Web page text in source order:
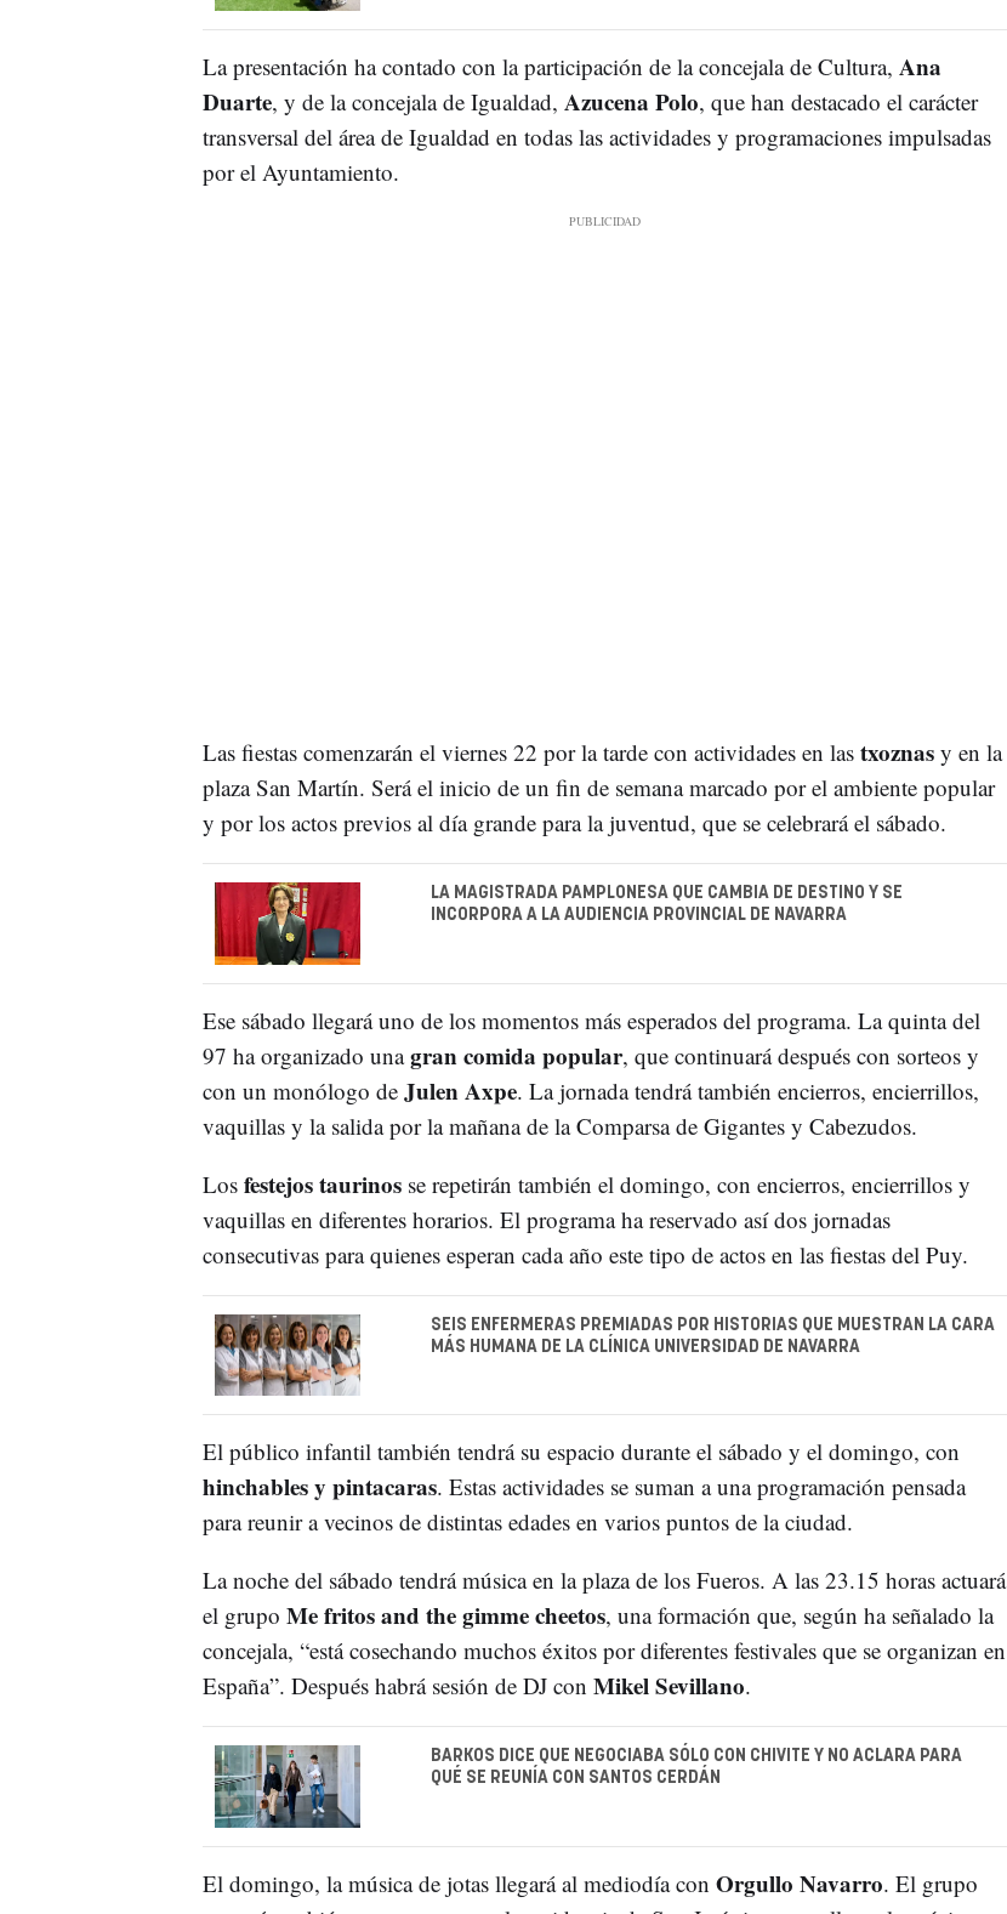
La presentación ha contado con la participación de la concejala de Cultura, Ana
Duarte, y de la concejala de Igualdad, Azucena Polo, que han destacado el carácter
transversal del área de Igualdad en todas las actividades y programaciones impulsadas
por el Ayuntamiento.
Las fiestas comenzarán el viernes 22 por la tarde con actividades en las txoznasy en la
plaza San Martín. Será el inicio de un fin de semana marcado por el ambiente popular
y por los actos previos al día grande para la juventud, que se celebrará el sábado.
LA MAGISTRADA PAMPLONESA QUE CAMBIA DE DESTINO Y SE
INCORPORA A LA AUDIENCIA PROVINCIAL DE NAVARRA
Ese sábado llegará uno de los momentos más esperados del programa. La quinta del
97 ha organizado unagran comida popular, que continuará después con sorteos y
con un monólogo de Julen Axpe. La jornada tendrá también encierros, encierrillos,
vaquillas y la salida por la mañana de la Comparsa de Gigantes y Cabezudos.
Los festejos taurinosse repetirán también el domingo, con encierros, encierrillos y
vaquillas en diferentes horarios. El programa ha reservado así dos jornadas
consecutivas para quienes esperan cada año este tipo de actos en las fiestas del Puy.
SEIS ENFERMERAS PREMIADAS POR HISTORIAS QUE MUESTRAN LA CARA
MÁS HUMANA DE LA CLÍNICA UNIVERSIDAD DE NAVARRA
El público infantil también tendrá su espacio durante el sábado y el domingo, con
hinchables y pintacaras. Estas actividades se suman a una programación pensada
para reunir a vecinos de distintas edades en varios puntos de la ciudad.
La noche del sábado tendrá música en la plaza de los Fueros. A las 23.15 horas actuará
el grupo Me fritos and the gimme cheetos, una formación que, según ha señalado la
concejala, “está cosechando muchos éxitos por diferentes festivales que se organizan en
España”. Después habrá sesión de DJ con Mikel Sevillano.
BARKOS DICE QUE NEGOCIABA SÓLO CON CHIVITE Y NO ACLARA PARA
QUÉ SE REUNÍA CON SANTOS CERDÁN
El domingo, la música de jotas llegará al mediodía con Orgullo Navarro. El grupo